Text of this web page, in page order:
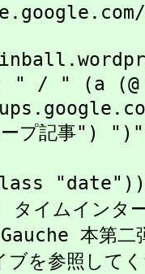
") " / " (a
ープ記事")
タイムイン
本第二
ブを参照して